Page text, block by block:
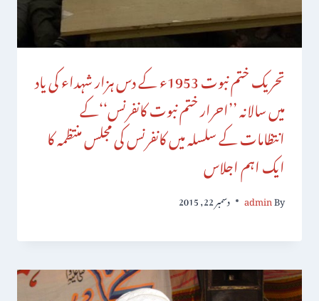
تحریک ختم نبوت 1953ء کے دس ہزار شہداء کی یاد
میں سالانہ ’’احرار ختم نبوت کانفرنس‘‘کے
انتظامات کے سلسلہ میں کانفرنس کی مجلس منتظمہ کا
ایک اہم اجلاس
By
admin دسمبر 22, 2015